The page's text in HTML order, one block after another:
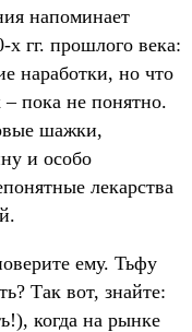
напоминает
х гг. прошлого века:
наработки, но что
– пока не понятно.
шажки,
и особо
лекарства
ему. Тьфу
Так вот, знайте:
когда на рынке